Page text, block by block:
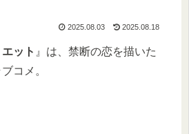
2025.08.03 2025.08.18
ット 』は、禁断の恋を描いた
コメ。